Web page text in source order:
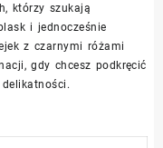
którzy szukają
i jednocześnie
z czarnymi różami
gdy chcesz podkręcić